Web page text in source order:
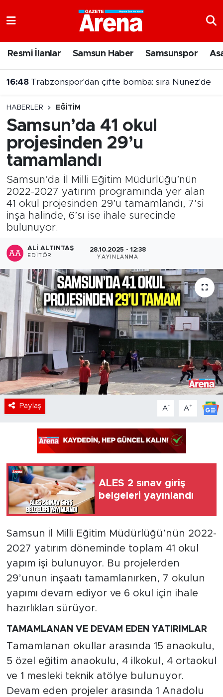
Resmi İlanlar Samsun Haber Samsunspor
16:48 Trabzonspor'dan çifte bomba: sıra Nunez'de
HABERLER EĞITIM
Samsun’da 41 okul
projesinden 29’u
tamamlandı
Samsun’da İl Milli Eğitim Müdürlüğü’nün
2022-2027 yatırım programında yer alan
41 okul projesinden 29’u tamamlandı, 7’si
inşa halinde, 6’sı ise ihale sürecinde
bulunuyor.
ALI ALTINTAŞ
EDITÖR
28.10.2025 - 12:38
YAYINLANMA
Paylaş A- A+
ALES 2 sınav giriş
belgeleri yayınlandı
Samsun İl Milli Eğitim Müdürlüğü’nün 2022-
2027 yatırım döneminde toplam 41 okul
yapım işi bulunuyor. Bu projelerden
29’unun inşaatı tamamlanırken, 7 okulun
yapımı devam ediyor ve 6 okul için ihale
hazırlıkları sürüyor.
TAMAMLANAN VE DEVAM EDEN YATIRIMLAR
Tamamlanan okullar arasında 15 anaokulu,
5 özel eğitim anaokulu, 4 ilkokul, 4 ortaokul
ve 1 mesleki teknik atölye bulunuyor.
Devam eden projeler arasında 1 Anadolu
Samsun Namaz Vakitleri
Süper Lig Puan Durumu ve Fikstür
Tüm Manşetler
Son Dakika Haberleri
Haber Arşivi